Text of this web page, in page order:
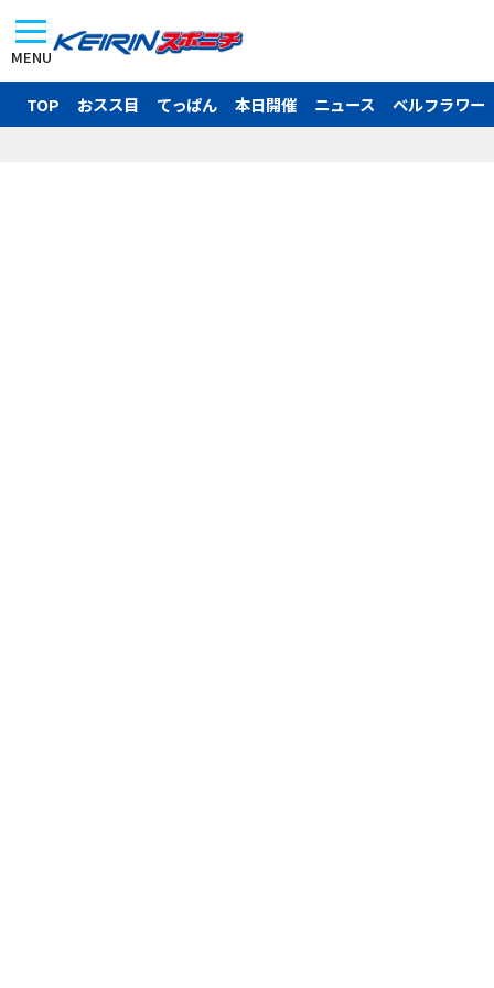
MENU
TOP おスス目 てっぱん 本日開催 ニュース ベルフラワー